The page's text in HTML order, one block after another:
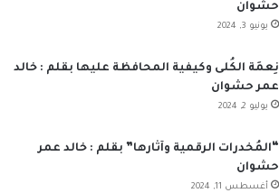
حشوان
يونيو 3, 2024
نِعمَة الكُلى وكيفية المحافظة عليها بقلم : خالد
عمر حشوان
يوليو 2, 2024
“المُخدرات الرقمية وآثارها” بقلم : خالد عمر
حشوان
أغسطس 11, 2024